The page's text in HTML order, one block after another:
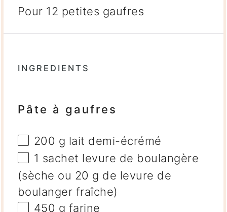
Pour 12 petites gaufres
INGREDIENTS
Pâte à gaufres
200 g lait demi-écrémé
1 sachet levure de boulangère
(sèche ou 20 g de levure de
boulanger fraîche)
450 g farine